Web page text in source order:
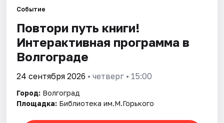
Города
Площадки
Артисты
Рейтинги
Событие
Повтори путь книги!
Интерактивная программа в
Волгограде
24 сентября 2026 • четверг • 15:00
Город: Волгоград
Площадка: Библиотека им.М.Горького